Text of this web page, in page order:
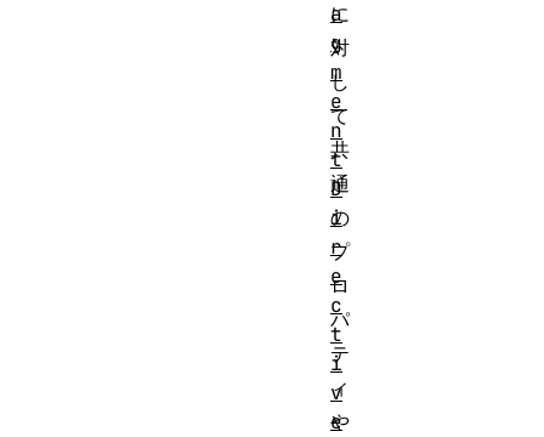
に
対
し
て
共
通
の
プ
ロ
パ
テ
ィ
や
a
g
m
e
n
t
D
i
r
e
c
t
i
v
e